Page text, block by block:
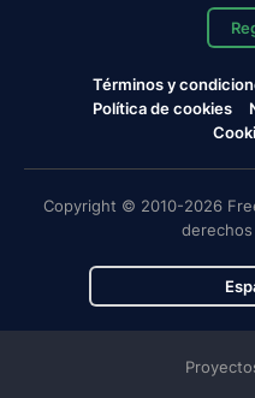
Términos y
Política de cookies
Copyright © 2010-2026